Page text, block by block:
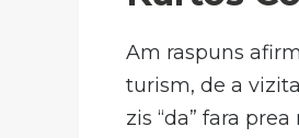
Am raspuns
turism, de a
zis “da” fara